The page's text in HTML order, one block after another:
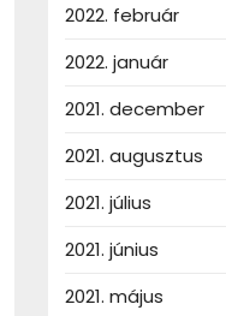
2022. február
2022. január
2021. december
2021. augusztus
2021. július
2021. június
2021. május